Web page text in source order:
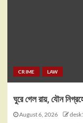
CRIME LAW
ঘুরে গেল রায়, যৌন
August 6, 2026